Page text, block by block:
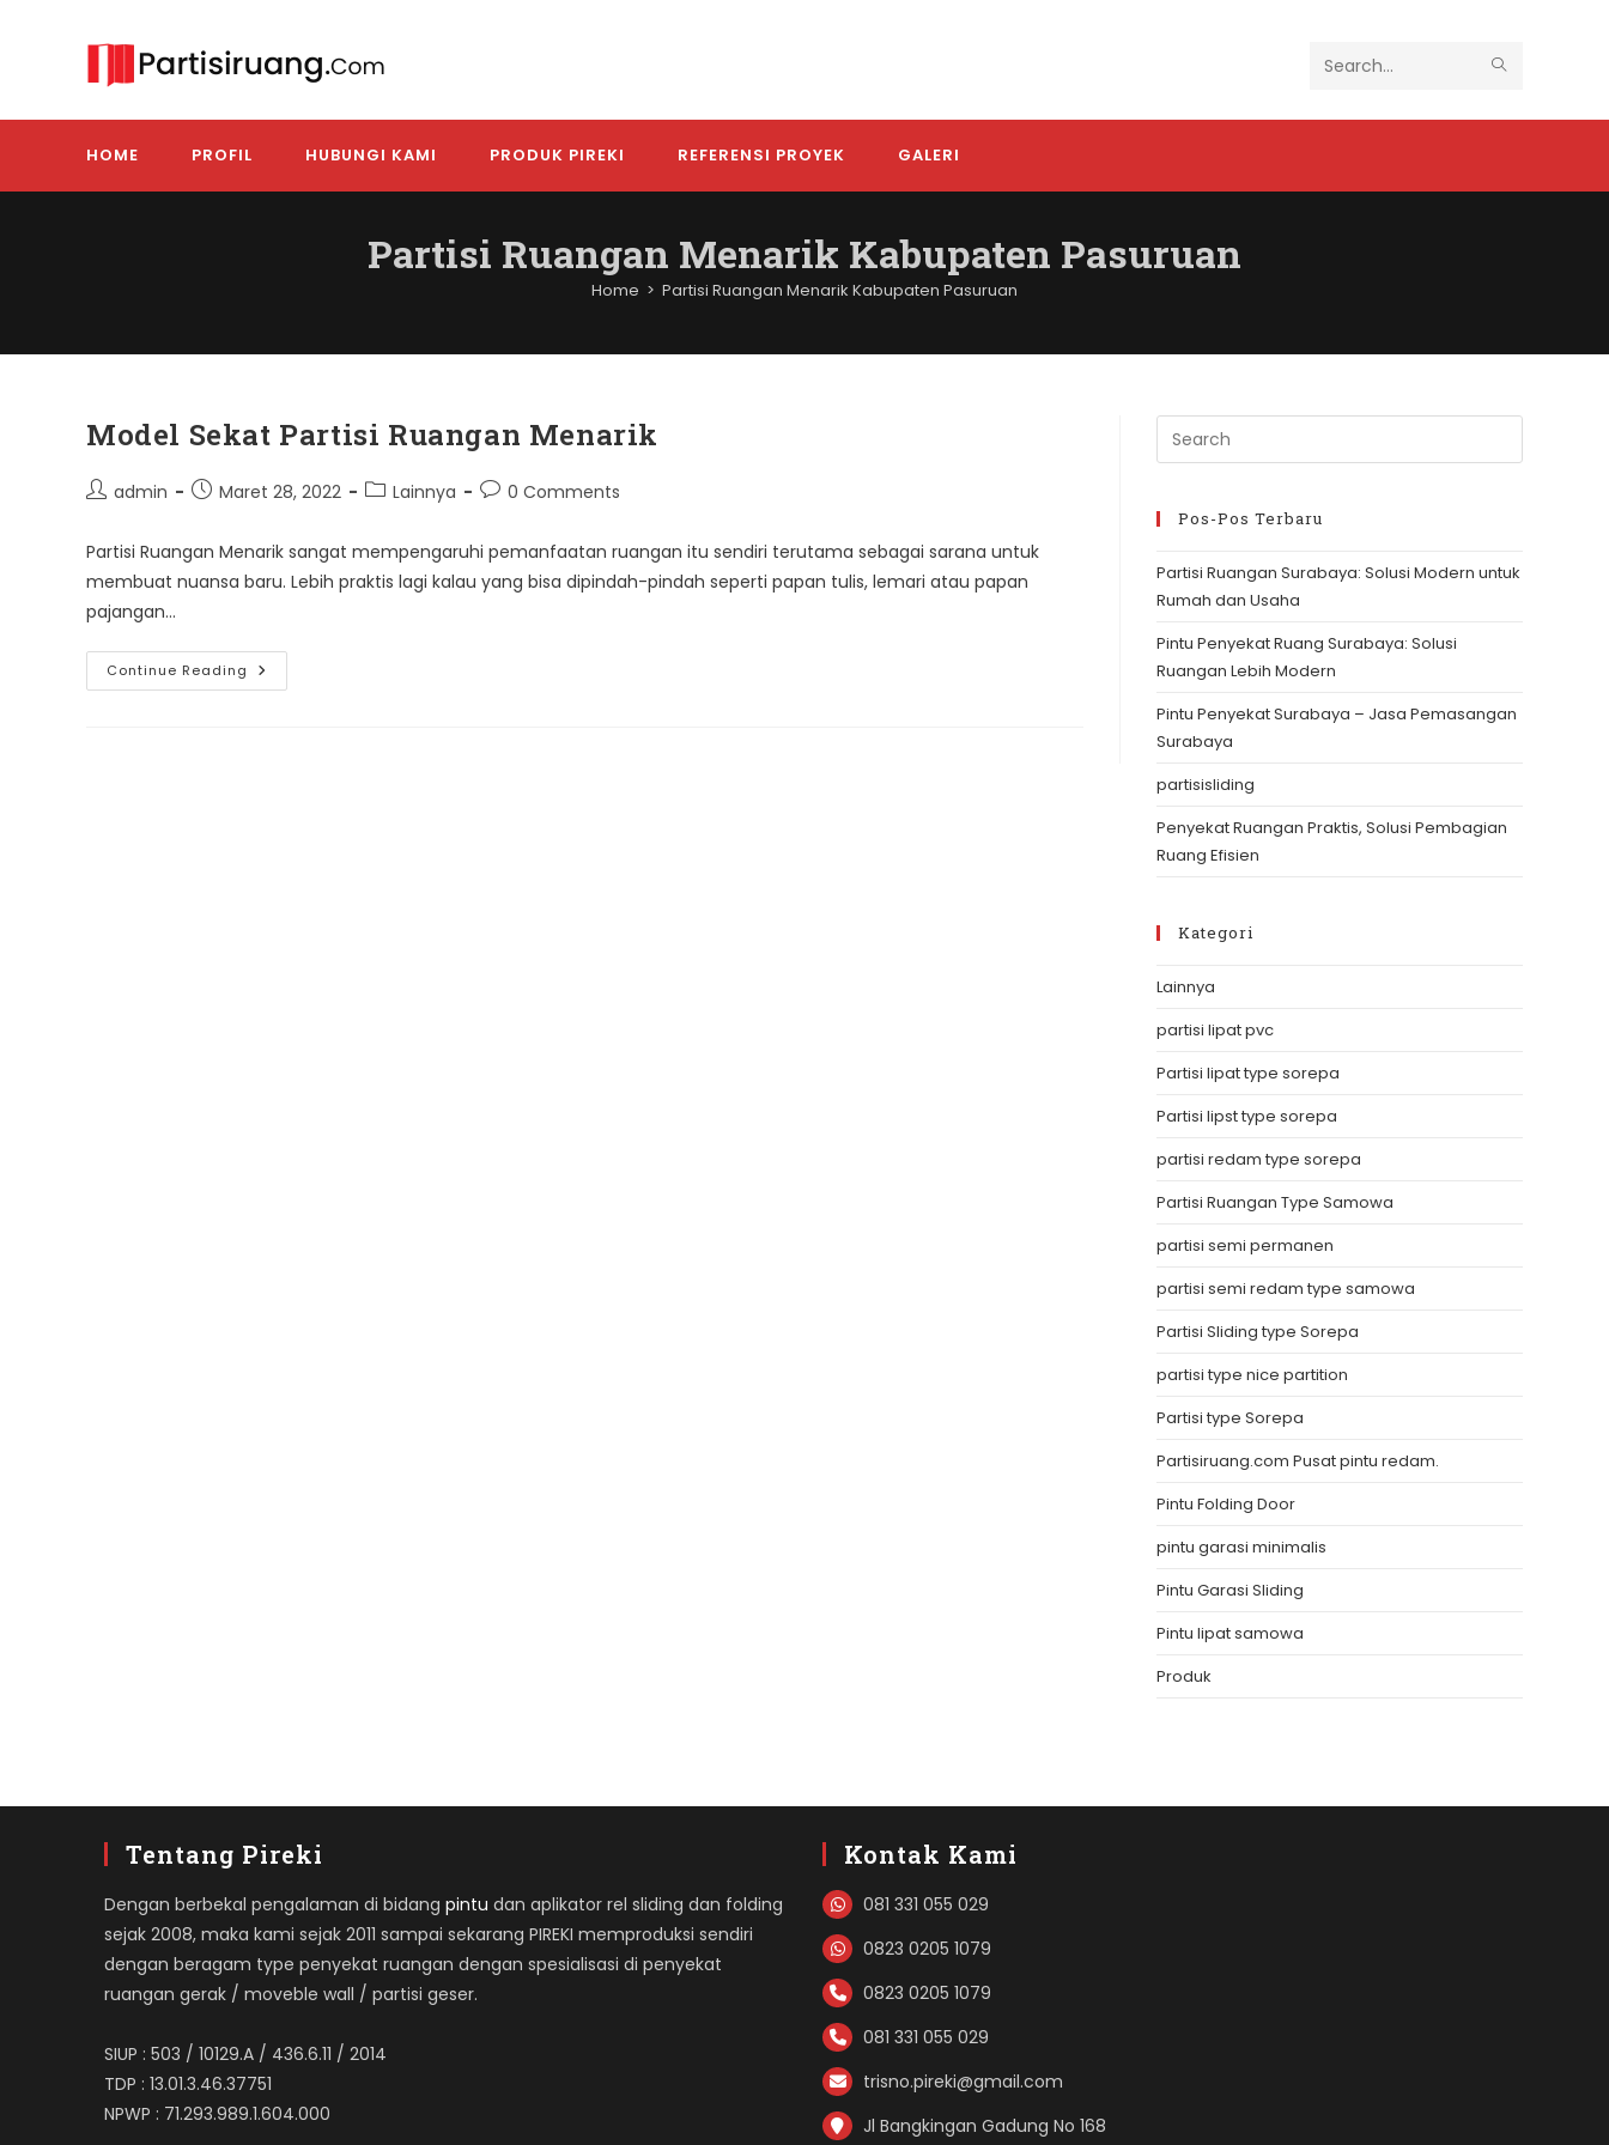
Search
this
SUBMIT
HOME PROFIL HUBUNGI KAMI PRODUK PIREKI REFERENSI PROYEK GALERI
Partisi Ruangan Menarik Kabupaten Pasuruan
Home > Partisi Ruangan Menarik Kabupaten Pasuruan
Model Sekat Partisi Ruangan Menarik
Postadmin
PostMaret 28, 2022
PostLainnya
Post0 Comments
Partisi Ruangan Menarik sangat mempengaruhi pemanfaatan ruangan itu sendiri terutama sebagai sarana untuk
membuat nuansa baru. Lebih praktis lagi kalau yang bisa dipindah-pindah seperti papan tulis, lemari atau papan
pajangan…
Continue Reading Model
Sekat
Escape
Pos-Pos Terbaru
Partisi Ruangan Surabaya: Solusi Modern untuk
Rumah dan Usaha
Pintu Penyekat Ruang Surabaya: Solusi
Ruangan Lebih Modern
Pintu Penyekat Surabaya – Jasa Pemasangan
Surabaya
partisisliding
Penyekat Ruangan Praktis, Solusi Pembagian
Ruang Efisien
Kategori
Lainnya
partisi lipat pvc
Partisi lipat type sorepa
Partisi lipst type sorepa
partisi redam type sorepa
Partisi Ruangan Type Samowa
partisi semi permanen
partisi semi redam type samowa
Partisi Sliding type Sorepa
partisi type nice partition
Partisi type Sorepa
Partisiruang.com Pusat pintu redam.
Pintu Folding Door
pintu garasi minimalis
Pintu Garasi Sliding
Pintu lipat samowa
Produk
Tentang Pireki
Dengan berbekal pengalaman di bidang pintu dan aplikator rel sliding dan folding
sejak 2008, maka kami sejak 2011 sampai sekarang PIREKI memproduksi sendiri
dengan beragam type penyekat ruangan dengan spesialisasi di penyekat
ruangan gerak / moveble wall / partisi geser.
SIUP : 503 / 10129.A / 436.6.11 / 2014
TDP : 13.01.3.46.37751
NPWP : 71.293.989.1.604.000
Kontak Kami
081 331 055 029
0823 0205 1079
0823 0205 1079
081 331 055 029
trisno.pireki@gmail.com
Jl Bangkingan Gadung No 168